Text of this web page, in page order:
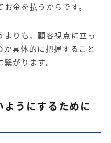
金を払うからです。
よりも、顧客視点に立っ
具体的に把握すること
がります。
うにするために